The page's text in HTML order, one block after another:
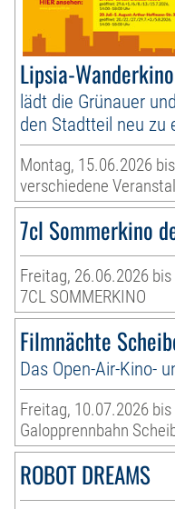
Lipsia-Wanderkino
lädt die Grünauer
den Stadtteil neu zu
Montag, 15.06.2026
verschiedene
7cl Sommerkino
Freitag, 26.06.2026
7CL SOMMERKINO
Filmnächte
Das Open-Air-Kino-
Freitag, 10.07.2026
Galopprennbahn
ROBOT DREAMS